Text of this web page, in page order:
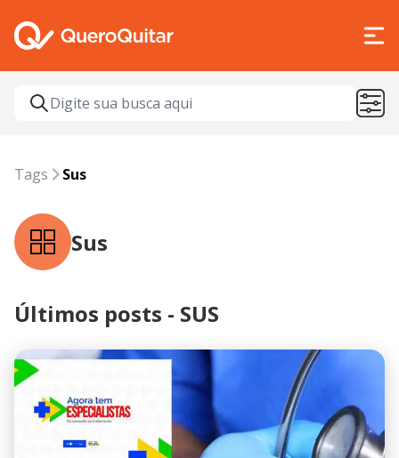
Tags SUS
Tags Sus
Sus
Últimos posts - SUS